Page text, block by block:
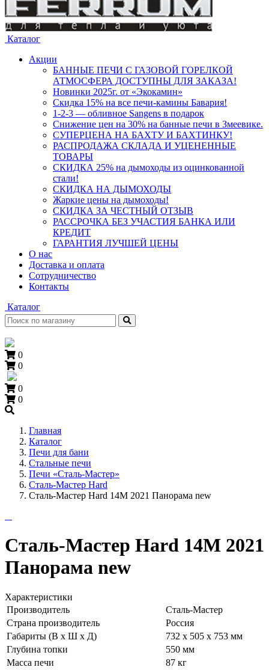
Каталог
Акции
БАННЫЕ ПЕЧИ С ГАЗОВОЙ ГОРЕЛКОЙ
АТМОСФЕРА ДОСТУПНЫ ДЛЯ ЗАКАЗА!
Новинки 2025г. от «Экокамин»
Скидка 15% на все печи-камины Бавария!
1-2-3 — обливное Sangens в подарок
Снижение цен на 30% на банные печи в Змеевике.
СУПЕРЦЕНА НА БАХТУ И БАХТИНКУ!
РАСПРОДАЖА СКЛАДА И УЦЕНЕННЫЕ
ТОВАРЫ
СКИДКА 25% на дымоходы из оцинкованной
стали!
СКИДКА НА ДЫМОХОДЫ
Жаркие цены на дымоходы!
СКИДКА ЗА ЧЕСТНЫЙ ОТЗЫВ
РАССРОЧКА БЕЗ УЧАСТИЯ БАНКА ИЛИ
КРЕДИТ
ГАРАНТИЯ ЛУЧШЕЙ ЦЕНЫ
О нас
Доставка и оплата
Сотрудничество
Контакты
Каталог
0
0
0
0
Главная
Каталог
Печи для бани
Стальные печи
Печи «Сталь-Мастер»
Сталь-Мастер Hard
Сталь-Мастер Hard 14M 2021 Панорама new
Сталь-Мастер Hard 14M 2021
Панорама new
Характеристики
Производитель
Сталь-Мастер
Страна производитель
Россия
Габариты (В х Ш х Д)
732 х 505 х 753 мм
Глубина топки
550 мм
Масса печи
87 кг